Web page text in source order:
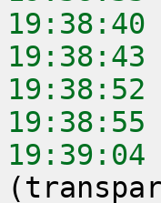
19:38:40
19:38:43
19:38:52
19:38:55
19:39:04